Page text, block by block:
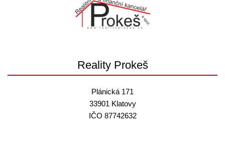
Reality Prokeš
Plánická 171
33901 Klatovy
IČO 87742632